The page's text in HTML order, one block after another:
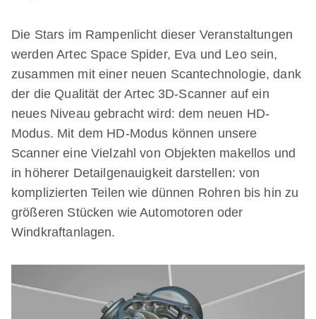
Die Stars im Rampenlicht dieser Veranstaltungen
werden Artec Space Spider, Eva und Leo sein,
zusammen mit einer neuen Scantechnologie, dank
der die Qualität der Artec 3D-Scanner auf ein
neues Niveau gebracht wird: dem neuen HD-
Modus. Mit dem HD-Modus können unsere
Scanner eine Vielzahl von Objekten makellos und
in höherer Detailgenauigkeit darstellen: von
komplizierten Teilen wie dünnen Rohren bis hin zu
größeren Stücken wie Automotoren oder
Windkraftanlagen.